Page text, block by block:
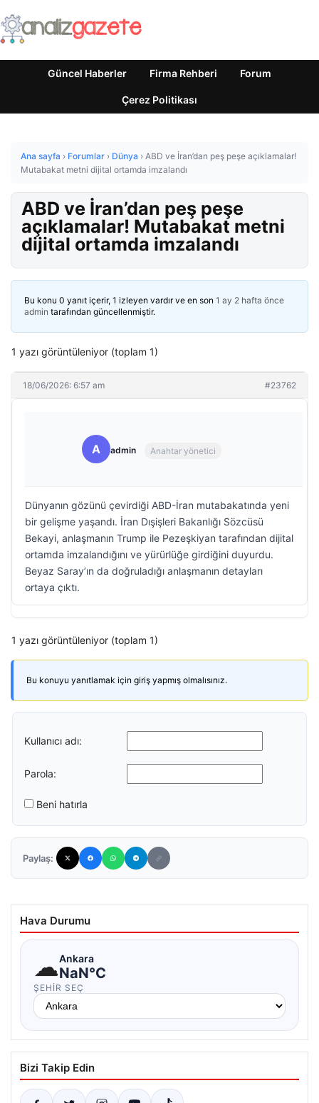
Güncel Haberler Firma Rehberi Forum
Çerez Politikası
Ana sayfa › Forumlar › Dünya › ABD ve İran’dan peş peşe açıklamalar!
Mutabakat metni dijital ortamda imzalandı
ABD ve İran’dan peş peşe
açıklamalar! Mutabakat metni
dijital ortamda imzalandı
Bu konu 0 yanıt içerir, 1 izleyen vardır ve en son 1 ay 2 hafta önce
admin tarafından güncellenmiştir.
1 yazı görüntüleniyor (toplam 1)
18/06/2026: 6:57 am #23762
A admin Anahtar yönetici
Dünyanın gözünü çevirdiği ABD-İran mutabakatında yeni
bir gelişme yaşandı. İran Dışişleri Bakanlığı Sözcüsü
Bekayi, anlaşmanın Trump ile Pezeşkiyan tarafından dijital
ortamda imzalandığını ve yürürlüğe girdiğini duyurdu.
Beyaz Saray’ın da doğruladığı anlaşmanın detayları
ortaya çıktı.
1 yazı görüntüleniyor (toplam 1)
Bu konuyu yanıtlamak için giriş yapmış olmalısınız.
Kullanıcı adı:
Parola:
Beni hatırla
Paylaş:
Hava Durumu
☁Ankara
NaN°C
ŞEHIR SEÇ
Bizi Takip Edin